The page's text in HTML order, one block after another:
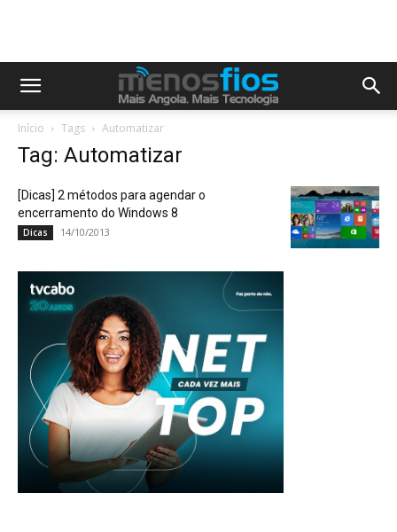
Início Tags Automatizar
Tag: Automatizar
[Dicas] 2 métodos para agendar o
encerramento do Windows 8
Dicas 14/10/2013